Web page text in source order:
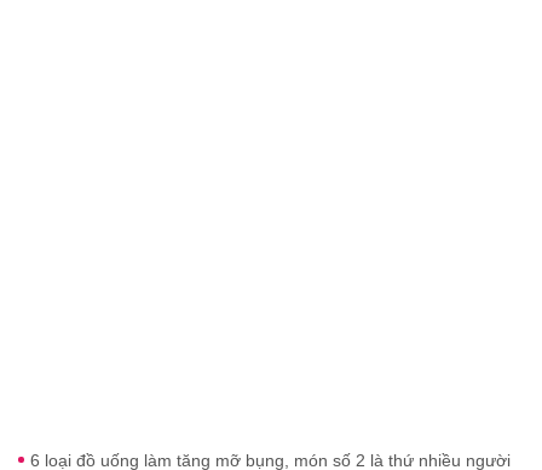
6 loại đồ uống làm tăng mỡ bụng, món số 2 là thứ nhiều người